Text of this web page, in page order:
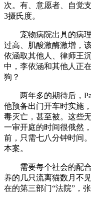
次。有、意愿者、自觉
3摄氏度。
宠物病院出具的病理
过高、肌酸激酶激增，
依涵取其他人、律师王
中，李依涵和其他人正
狗？
两年多的期待后，
他预备出门开车时实施
毒灭亡，甚至被。这些
一审开庭的时间很俄然
前，只需七八分钟时间
本案。
需要每个社会的配合
养的几只流离猫数月不
在的第三部门“法院”，张